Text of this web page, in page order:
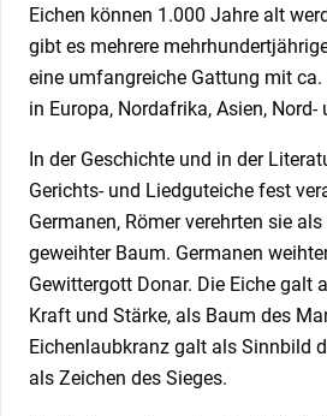
Eichen können 1.000 Jahre alt
gibt es mehrere
eine umfangreiche Gattung mit ca.
in Europa, Nordafrika, Asien, Nord-
In der Geschichte und in der
Gerichts- und Liedguteiche fest
Germanen, Römer verehrten sie
geweihter Baum. Germanen
Gewittergott Donar. Die Eiche galt
Kraft und Stärke, als Baum des
Eichenlaubkranz galt als Sinnbild
als Zeichen des Sieges.